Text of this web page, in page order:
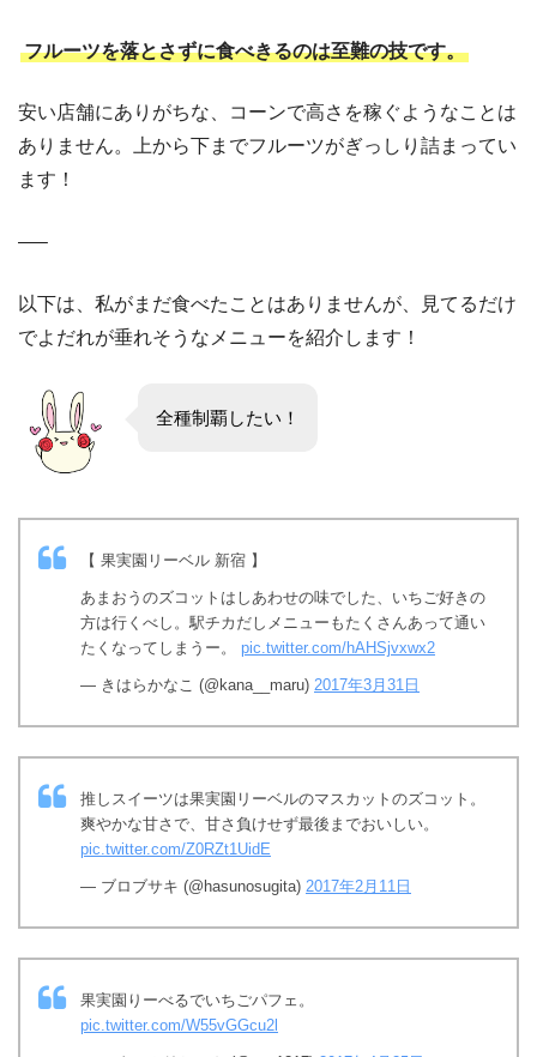
フルーツを落とさずに食べきるのは至難の技です。
安い店舗にありがちな、コーンで高さを稼ぐようなことは
ありません。上から下までフルーツがぎっしり詰まってい
ます！
—–
以下は、私がまだ食べたことはありませんが、見てるだけ
でよだれが垂れそうなメニューを紹介します！
全種制覇したい！
【 果実園リーベル 新宿 】
あまおうのズコットはしあわせの味でした、いちご好きの
方は行くべし。駅チカだしメニューもたくさんあって通い
たくなってしまうー。 pic.twitter.com/hAHSjvxwx2
— きはらかなこ (@kana__maru) 2017年3月31日
推しスイーツは果実園リーベルのマスカットのズコット。
爽やかな甘さで、甘さ負けせず最後までおいしい。
pic.twitter.com/Z0RZt1UidE
— ブロブサキ (@hasunosugita) 2017年2月11日
果実園りーべるでいちごパフェ。
pic.twitter.com/W55vGGcu2l